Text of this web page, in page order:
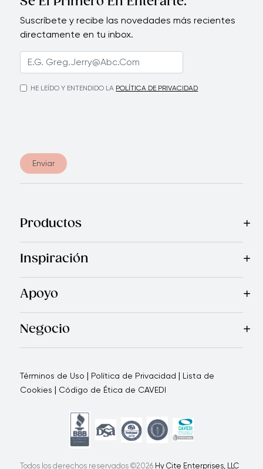
Suscríbete y recibe las novedades más recientes
directamente en tu inbox.
HE LEÍDO Y ENTENDIDO LA POLÍTICA DE PRIVACIDAD
Enviar
Productos
Mas VendidosCocinaElectrodomésticosCuchillos
Inspiración
RecetasBlogRevista Royal PrestigePrograma de
Apoyo
Garantía Royal Prestige®Quienes SomosPolítica de
Negocio
Por qué elegirnosCómo te apoyamosBlogs -
Términos de Uso | Política de Privacidad | Lista de
Cookies | Código de Ética de CAVEDI
Todos los derechos reservados ©2026 Hy Cite Enterprises, LLC